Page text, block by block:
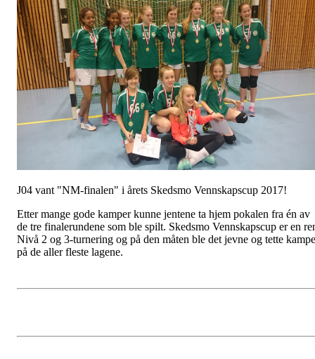
J04 vant "NM-finalen" i årets Skedsmo Vennskapscup 2017!
Etter mange gode kamper kunne jentene ta hjem pokalen fra én av
de tre finalerundene som ble spilt. Skedsmo Vennskapscup er en
Nivå 2 og 3-turnering og på den måten ble det jevne og tette
på de aller fleste lagene.